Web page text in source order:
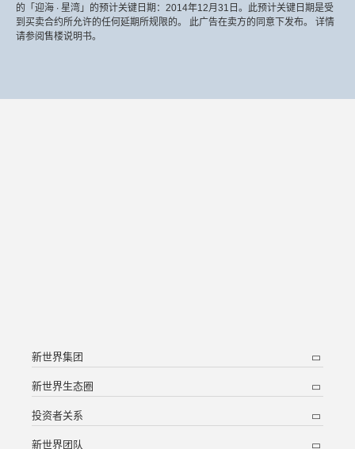
的「迎海 ∙ 星湾」的预计关键日期：2014年12月31日。此预计关键日期是受
到买卖合约所允许的任何延期所规限的。 此广告在卖方的同意下发布。 详情
请参阅售楼说明书。
新世界集团
新世界生态圈
投资者关系
新世界团队